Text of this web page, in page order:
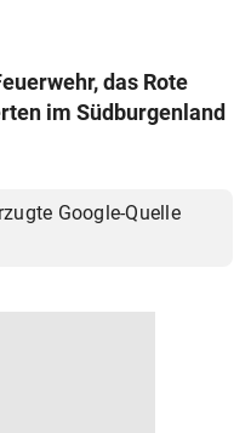
2026
das Rote
im Südburgenland
Google-Quelle